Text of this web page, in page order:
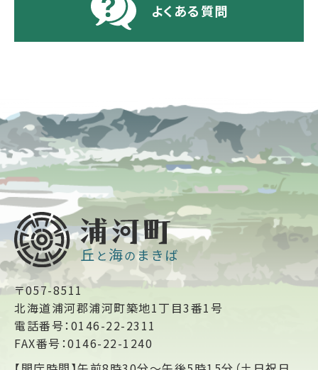
よくある質問
〒057-8511
北海道浦河郡浦河町築地1丁目3番1号
電話番号：0146-22-2311
FAX番号：0146-22-1240